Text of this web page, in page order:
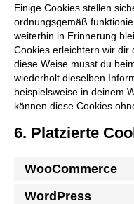
Einige Cookies stellen
ordnungsgemäß
weiterhin in Erinnerung
Cookies erleichtern wir dir
diese Weise musst du
wiederholt dieselben
beispielsweise in deinem
können diese Cookies
6. Platzierte
WooCommerce
WordPress